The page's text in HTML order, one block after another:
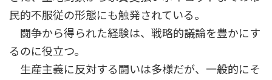
民的不服従の形態にも触発されている。
闘争から得られた経験は、戦略的議論を豊かにす
るのに役立つ。
生産主義に反対する闘いは多様だが、一般的にそ